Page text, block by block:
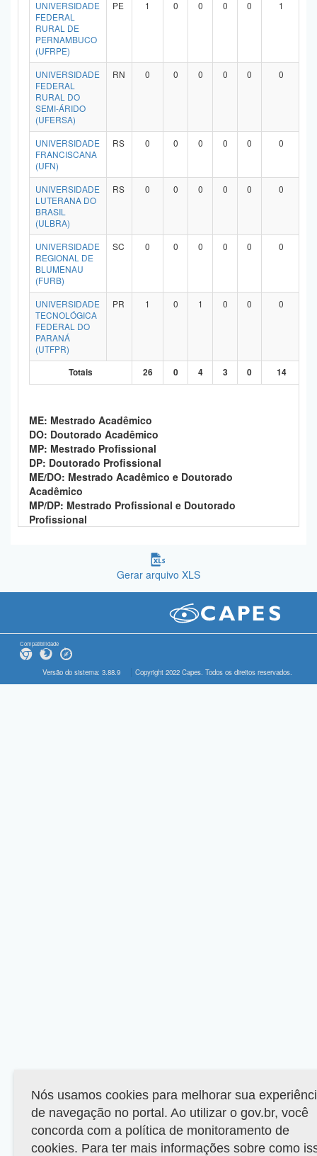
UNIVERSIDADE
FEDERAL
RURAL DE
PERNAMBUCO
(UFRPE)
PE 1 0 0 0 0 1
UNIVERSIDADE
FEDERAL
RURAL DO
SEMI-ÁRIDO
(UFERSA)
RN 0 0 0 0 0 0
UNIVERSIDADE
FRANCISCANA
(UFN)
RS 0 0 0 0 0 0
UNIVERSIDADE
LUTERANA DO
BRASIL
(ULBRA)
RS 0 0 0 0 0 0
UNIVERSIDADE
REGIONAL DE
BLUMENAU
(FURB)
SC 0 0 0 0 0 0
UNIVERSIDADE
TECNOLÓGICA
FEDERAL DO
PARANÁ
(UTFPR)
PR 1 0 1 0 0 0
Totais 26 0 4 3 0 14
ME: Mestrado Acadêmico
DO: Doutorado Acadêmico
MP: Mestrado Profissional
DP: Doutorado Profissional
ME/DO: Mestrado Acadêmico e Doutorado
Acadêmico
MP/DP: Mestrado Profissional e Doutorado
Profissional
Gerar arquivo XLS
Compatibilidade
Versão do sistema: 3.88.9 Copyright 2022 Capes. Todos os direitos reservados.
Nós usamos cookies para melhorar sua
de navegação no portal. Ao utilizar o gov.br, você
concorda com a política de monitoramento de
cookies. Para ter mais informações sobre como